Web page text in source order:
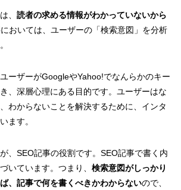
、 読者の求める情報がわかっていないから
おいては、ユーザーの「検索意図」を分析
ーザーがGoogleやYahoo!でなんらかのキー
、深層心理にある目的です。ユーザーはな
わからないことを解決するために、インタ
ます。
、SEO記事の役割です。SEO記事で書く内
いています。つまり、 検索意図がしっかり
、記事で何を書くべきかわからないので、